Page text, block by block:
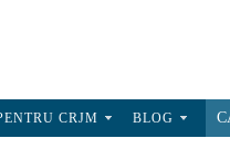
CRJM BLOG